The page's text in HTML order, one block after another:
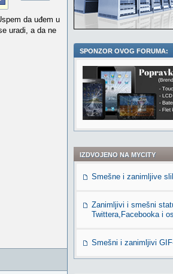
da uđem u
uradi, a da ne
SPONZOR OVOG FORUMA:
IZDVOJENO NA MYCITY
Smešne i zanimljive
Zanimljivi i smešni
Twittera,Facebooka i
Smešni i zanimljivi